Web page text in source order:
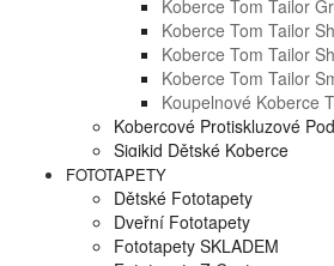
Koberce Tom Tailor
Koberce Tom Tailor
Koberce Tom Tailor
Koberce Tom Tailor
Koupelnové Koberce
Kobercové Protiskluzové
Sigikid Dětské Koberce
FOTOTAPETY
Dětské Fototapety
Dveřní Fototapety
Fototapety SKLADEM